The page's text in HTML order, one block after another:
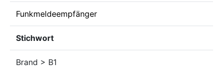
Funkmeldeempfänger
Stichwort
Brand > B1